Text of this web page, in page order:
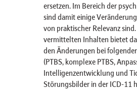
ersetzen. Im Bereich der
sind damit einige
von praktischer Relevanz
vermittelten Inhalten bietet
den Änderungen bei
(PTBS, komplexe PTBS,
Intelligenzentwicklung und
Störungsbilder in der ICD-11